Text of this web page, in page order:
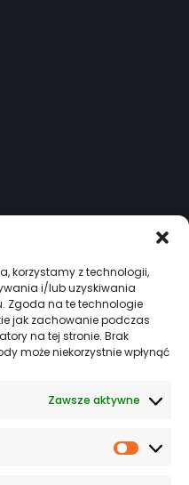
korzystamy z technologii,
i/lub uzyskiwania
Zgoda na te technologie
jak zachowanie podczas
na tej stronie. Brak
może niekorzystnie wpłynąć
Zawsze aktywne